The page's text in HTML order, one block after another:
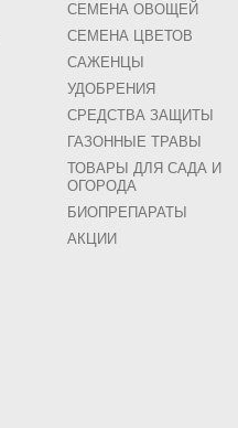
СЕМЕНА ОВОЩЕЙ
СЕМЕНА ЦВЕТОВ
САЖЕНЦЫ
УДОБРЕНИЯ
СРЕДСТВА ЗАЩИТЫ
ГАЗОННЫЕ ТРАВЫ
ТОВАРЫ ДЛЯ САДА И
ОГОРОДА
БИОПРЕПАРАТЫ
АКЦИИ